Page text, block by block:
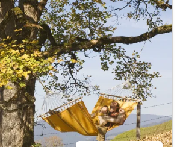
mit Vitaminkorb
& Bademantel
„s’Kessei“
mit Bastelwerkstatt
im Freien